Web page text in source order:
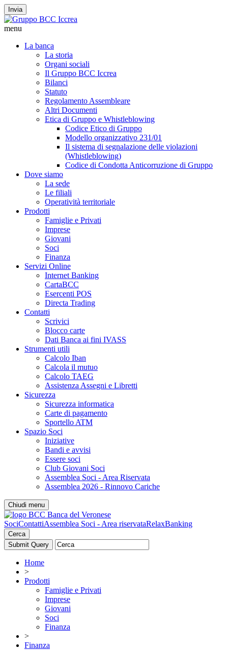
Invia
menu
La banca
La storia
Organi sociali
Il Gruppo BCC Iccrea
Bilanci
Statuto
Regolamento Assembleare
Altri Documenti
Etica di Gruppo e Whistleblowing
Codice Etico di Gruppo
Modello organizzativo 231/01
Il sistema di segnalazione delle violazioni
(Whistleblowing)
Codice di Condotta Anticorruzione di Gruppo
Dove siamo
La sede
Le filiali
Operatività territoriale
Prodotti
Famiglie e Privati
Imprese
Giovani
Soci
Finanza
Servizi Online
Internet Banking
CartaBCC
Esercenti POS
Directa Trading
Contatti
Scrivici
Blocco carte
Dati Banca ai fini IVASS
Strumenti utili
Calcolo Iban
Calcola il mutuo
Calcolo TAEG
Assistenza Assegni e Libretti
Sicurezza
Sicurezza informatica
Carte di pagamento
Sportello ATM
Spazio Soci
Iniziative
Bandi e avvisi
Essere soci
Club Giovani Soci
Assemblea Soci - Area Riservata
Assemblea 2026 - Rinnovo Cariche
Chiudi menu
SociContattiAssemblea Soci - Area riservataRelaxBanking
Cerca
Home
>
Prodotti
Famiglie e Privati
Imprese
Giovani
Soci
Finanza
>
Finanza